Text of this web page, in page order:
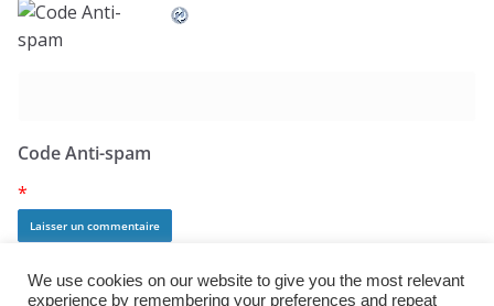
Code Anti-spam
*
We use cookies on our website to give you the most relevant
experience by remembering your preferences and repeat